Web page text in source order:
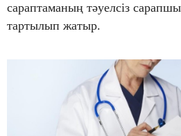
сараптаманың тәуелсіз
тартылып жатыр.